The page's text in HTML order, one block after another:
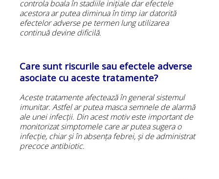
controla boala în stadiile inițiale dar efectele
acestora ar putea diminua în timp iar datorită
efectelor adverse pe termen lung utilizarea
continuă devine dificilă.
Care sunt riscurile sau efectele adverse
asociate cu aceste tratamente?
Aceste tratamente afectează în general sistemul
imunitar. Astfel ar putea masca semnele de alarmă
ale unei infecții. Din acest motiv este important de
monitorizat simptomele care ar putea sugera o
infecție, chiar și în absența febrei, și de administrat
precoce antibiotic.